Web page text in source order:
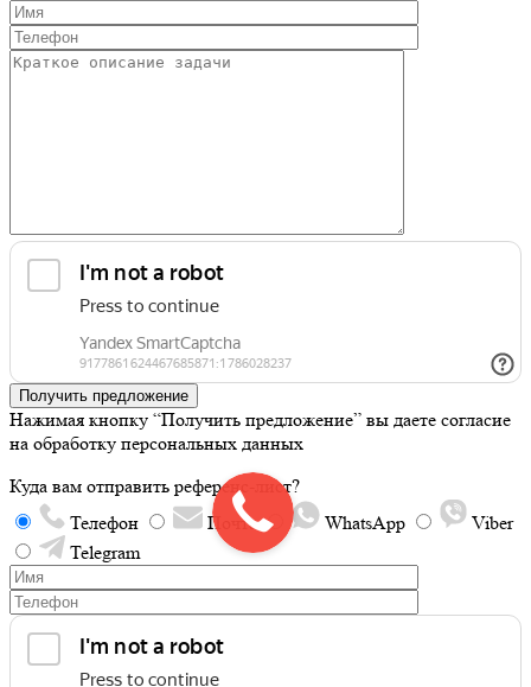
Получить предложение
Нажимая кнопку “Получить предложение” вы даете согласие
на обработку персональных данных
Куда вам отправить референс-лист?
Телефон
Почта WhatsApp
Viber
Telegram